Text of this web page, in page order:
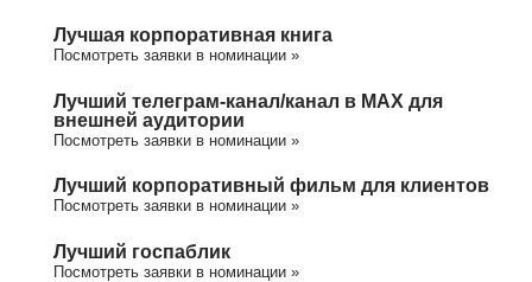
Лучшая корпоративная книга
Посмотреть заявки в номинации »
Лучший телеграм-канал/канал в МАХ для
внешней аудитории
Посмотреть заявки в номинации »
Лучший корпоративный фильм для клиентов
Посмотреть заявки в номинации »
Лучший госпаблик
Посмотреть заявки в номинации »